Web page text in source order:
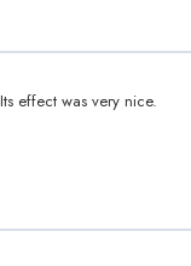
Its effect was very nice.